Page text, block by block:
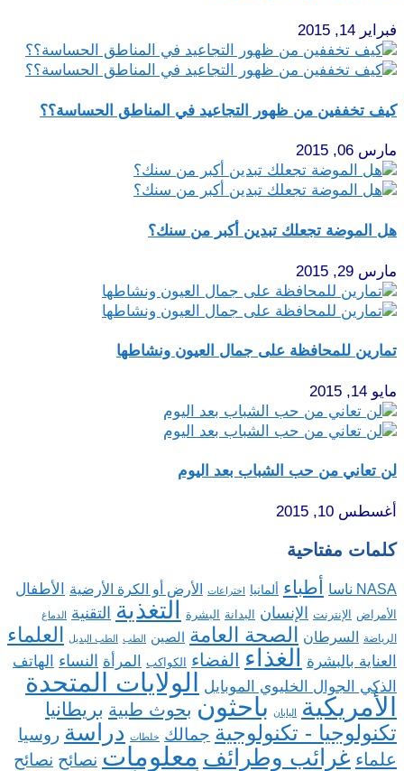
فبراير 14, 2015
كيف تخففين من ظهور التجاعيد في المناطق الحساسة؟؟
مارس 06, 2015
هل الموضة تجعلك تبدين أكبر من سنك؟
مارس 29, 2015
تمارين للمحافظة على جمال العيون ونشاطها
مايو 14, 2015
لن تعاني من حب الشباب بعد اليوم
أغسطس 10, 2015
كلمات مفتاحية
NASA ناسا أطباء ألمانيا اختراعات الأرض أو الكرة الأرضية الأطفال
الأمراض الإنترنت الإنسان البدانة البشرة التغذية التقنية الدماغ
الرياضة السرطان الصحة العامة الصين الطب الطب البديل العلماء
العناية بالبشرة الغذاء الفضاء الكواكب المرأة النساء
الهاتف
الذكي الجوال الخليوي الموبايل
الولايات المتحدة
الأمريكية
اليابان باحثون بحوث طبية بريطانيا
تكنولوجيا - تكنولوجية جمالك خلطات دراسة روسيا
علماء غرائب وطرائف معلومات نصائح نصائح